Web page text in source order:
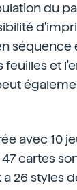
du
séquence
feuilles et
avec 10
cartes
26 styles